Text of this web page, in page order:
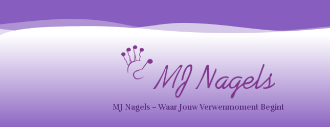
MJ Nagels – Waar Jouw Verwenmoment Begint